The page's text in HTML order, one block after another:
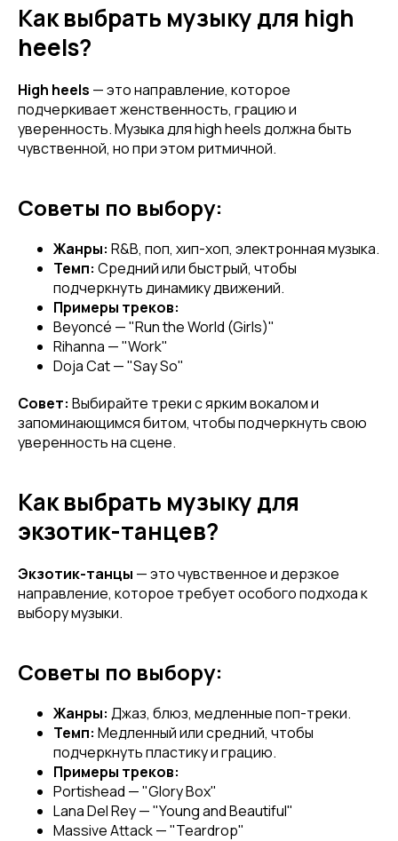
Как выбрать музыку для high
heels?
High heels — это направление, которое
подчеркивает женственность, грацию и
уверенность. Музыка для high heels должна быть
чувственной, но при этом ритмичной.
Советы по выбору:
Жанры: R&B, поп, хип-хоп, электронная музыка.
Темп: Средний или быстрый, чтобы
подчеркнуть динамику движений.
Примеры треков:
Beyoncé — "Run the World (Girls)"
Rihanna — "Work"
Doja Cat — "Say So"
Совет: Выбирайте треки с ярким вокалом и
запоминающимся битом, чтобы подчеркнуть свою
уверенность на сцене.
Как выбрать музыку для
экзотик-танцев?
Экзотик-танцы — это чувственное и дерзкое
направление, которое требует особого подхода к
выбору музыки.
Советы по выбору:
Жанры: Джаз, блюз, медленные поп-треки.
Темп: Медленный или средний, чтобы
подчеркнуть пластику и грацию.
Примеры треков:
Portishead — "Glory Box"
Lana Del Rey — "Young and Beautiful"
Massive Attack — "Teardrop"